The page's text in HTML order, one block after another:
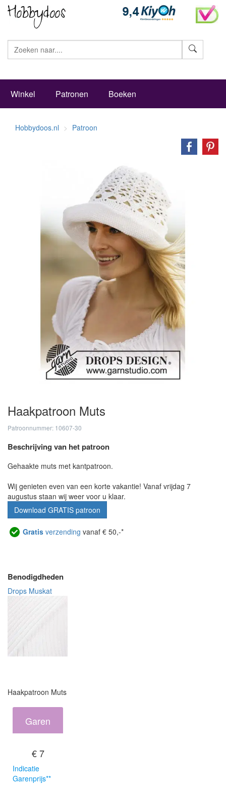
Winkel Patronen Boeken
Hobbydoos.nl Patroon
Haakpatroon Muts
Patroonnummer: 10607-30
Beschrijving van het patroon
Gehaakte muts met kantpatroon.
Wij genieten even van een korte vakantie! Vanaf vrijdag 7
augustus staan wij weer voor u klaar.
Download GRATIS patroon
Gratis verzending vanaf € 50,-*
Benodigdheden
Drops Muskat
Haakpatroon Muts
Garen
€ 7
Indicatie
Garenprijs**